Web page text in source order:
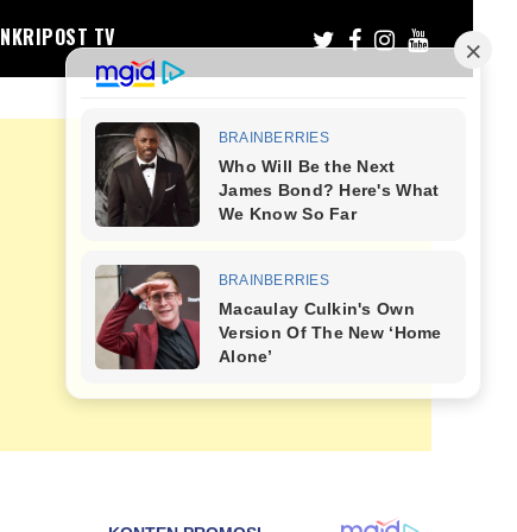
NKRIPOST TV